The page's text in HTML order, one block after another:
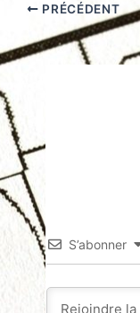
PRÉCÉDENT
S’abonner